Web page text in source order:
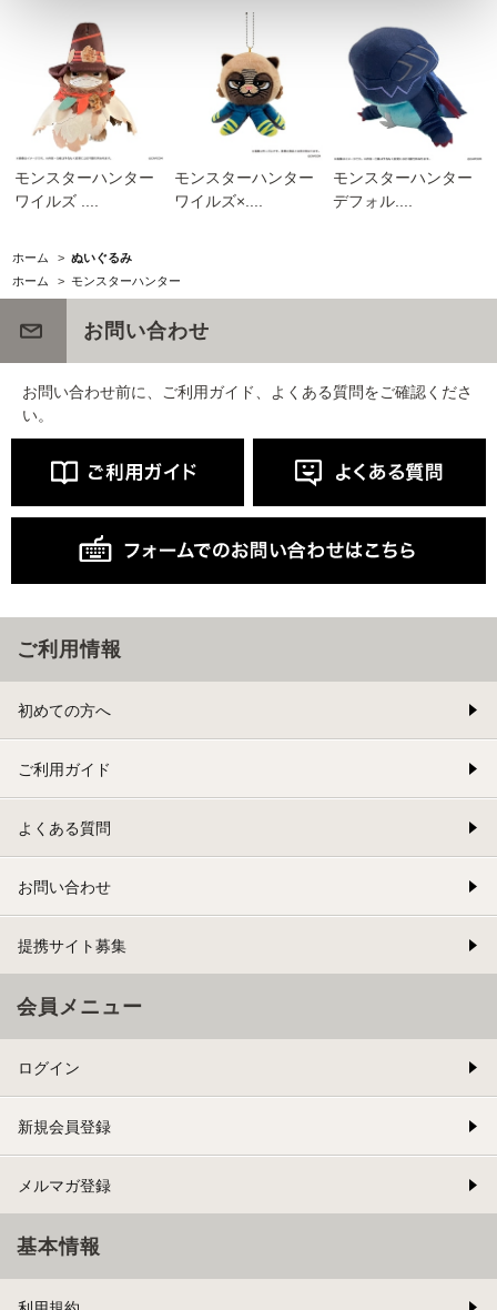
モンスターハンター
ワイルズ ....
モンスターハンター
ワイルズ×....
モンスターハンター
デフォル....
ホーム > ぬいぐるみ
ホーム
> モンスターハンター
お問い合わせ
お問い合わせ前に、ご利用ガイド、よくある質問をご確認くださ
い。
ご利用情報
初めての方へ
ご利用ガイド
よくある質問
お問い合わせ
提携サイト募集
会員メニュー
ログイン
新規会員登録
メルマガ登録
基本情報